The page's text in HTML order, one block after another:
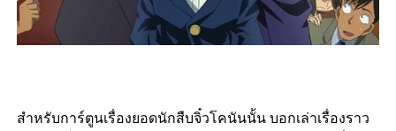
สำหรับการ์ตูนเรื่องยอดนักสืบจิ๋วโคนันนั้น บอกเล่าเรื่องราว